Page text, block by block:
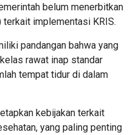
belum menerbitkan
implementasi KRIS.
pandangan bahwa yang
rawat inap standar
tempat tidur di dalam
kebijakan terkait
yang paling penting